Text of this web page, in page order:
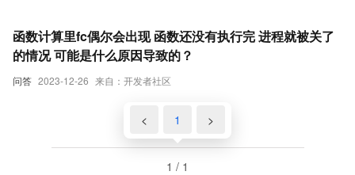
问答 2023-12-26 来自：开发者社区
函数计算里fc偶尔会出现 函数还没有执行完 进程就被关了
的情况 可能是什么原因导致的？
< 1 >
1 / 1